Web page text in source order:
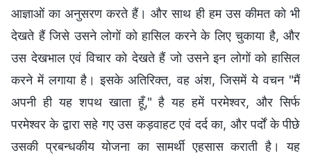
आज्ञाओं का अनुसरण करते हैं। और साथ ही हम उस कीमत को भी
देखते हैं जिसे उसने लोगों को हासिल करने के लिए चुकाया है, और
उस देखभाल एवं विचार को देखते हैं जो उसने इन लोगों को हासिल
करने में लगाया है। इसके अतिरिक्त, वह अंश, जिसमें ये वचन "मैं
अपनी ही यह शपथ खाता हूँ," है यह हमें परमेश्वर, और सिर्फ
परमेश्वर के द्वारा सहे गए उस कड़वाहट एवं दर्द का, और पर्दों के पीछे
उसकी प्रबन्धकीय योजना का सामर्थी एहसास कराती है। यह